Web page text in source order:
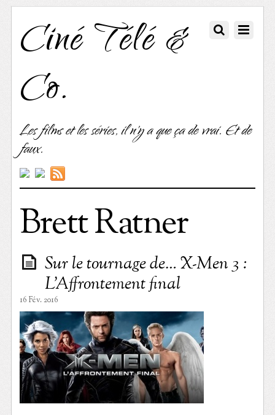
Ciné Télé &
Co.
Les films et les séries, il n'y a que ça de vrai. Et de
faux.
Brett Ratner
Sur le tournage de… X-Men 3 :
L’Affrontement final
16 Fév. 2016